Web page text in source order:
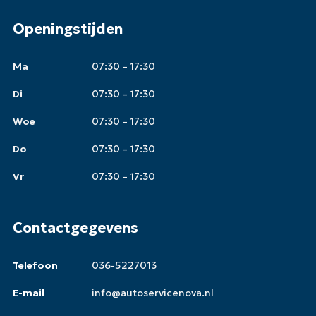
Openingstijden
Ma 07:30 – 17:30
Di 07:30 – 17:30
Woe 07:30 – 17:30
Do 07:30 – 17:30
Vr 07:30 – 17:30
Contactgegevens
Telefoon 036-5227013
E-mail info@autoservicenova.nl